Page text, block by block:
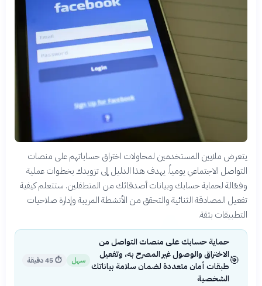
يتعرض ملايين المستخدمين لمحاولات اختراق حساباتهم على منصات
التواصل الاجتماعي يومياً. يهدف هذا الدليل إلى تزويدك بخطوات عملية
وفعّالة لحماية حسابك وبيانات أصدقائك من المتطفلين. ستتعلم كيفية
تفعيل المصادقة الثنائية والتحقق من الأنشطة المريبة وإدارة صلاحيات
التطبيقات بثقة.
🎯
حماية حسابك على منصات التواصل من
الاختراق والوصول غير المصرح به، وتفعيل
طبقات أمان متعددة لضمان سلامة بياناتك
الشخصية
سهل ⏱45 دقيقة